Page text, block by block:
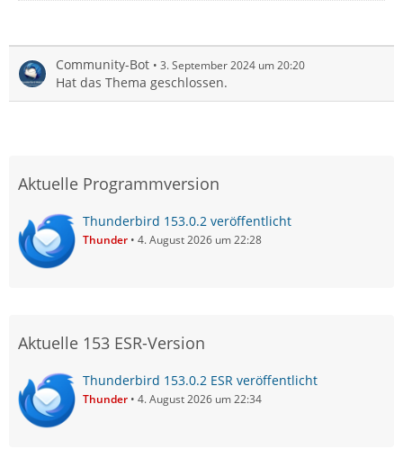
Community-Bot 3. September 2024 um 20:20
Hat das Thema geschlossen.
Aktuelle Programmversion
Thunderbird 153.0.2 veröffentlicht
Thunder 4. August 2026 um 22:28
Aktuelle 153 ESR-Version
Thunderbird 153.0.2 ESR veröffentlicht
Thunder 4. August 2026 um 22:34